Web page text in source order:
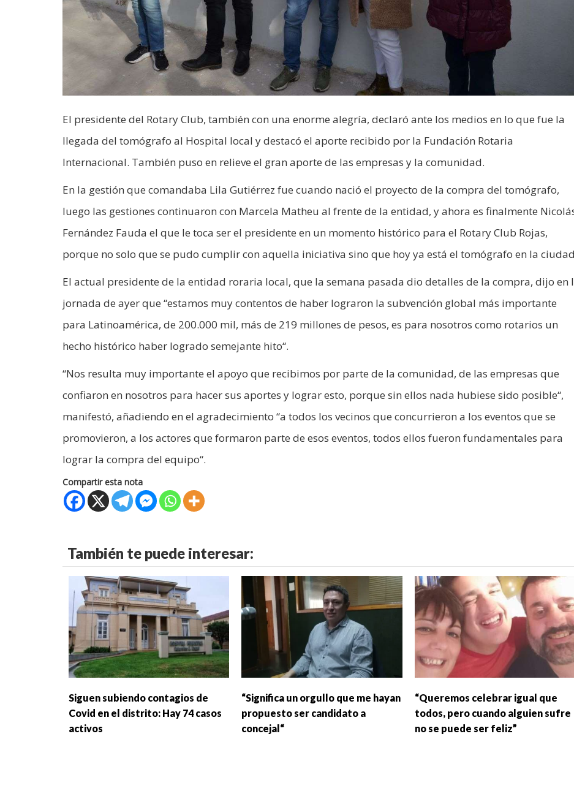
El presidente del Rotary Club, también con una enorme alegría, declaró ante los medios en lo que fue la
llegada del tomógrafo al Hospital local y destacó el aporte recibido por la Fundación Rotaria
Internacional. También puso en relieve el gran aporte de las empresas y la comunidad.
En la gestión que comandaba Lila Gutiérrez fue cuando nació el proyecto de la compra del tomógrafo,
luego las gestiones continuaron con Marcela Matheu al frente de la entidad, y ahora es finalmente
Fernández Fauda el que le toca ser el presidente en un momento histórico para el Rotary Club Rojas,
porque no solo que se pudo cumplir con aquella iniciativa sino que hoy ya está el tomógrafo en la
El actual presidente de la entidad roraria local, que la semana pasada dio detalles de la compra, dijo en
jornada de ayer que “estamos muy contentos de haber lograron la subvención global más importante
para Latinoamérica, de 200.000 mil, más de 219 millones de pesos, es para nosotros como rotarios un
hecho histórico haber logrado semejante hito“.
“Nos resulta muy importante el apoyo que recibimos por parte de la comunidad, de las empresas que
confiaron en nosotros para hacer sus aportes y lograr esto, porque sin ellos nada hubiese sido posible“,
manifestó, añadiendo en el agradecimiento “a todos los vecinos que concurrieron a los eventos que se
promovieron, a los actores que formaron parte de esos eventos, todos ellos fueron fundamentales para
lograr la compra del equipo“.
Compartir esta nota
También te puede interesar:
Siguen subiendo contagios de
Covid en el distrito: Hay 74 casos
activos
“Significa un orgullo que me hayan
propuesto ser candidato a
concejal“
“Queremos celebrar igual que
todos, pero cuando alguien sufre
no se puede ser feliz”